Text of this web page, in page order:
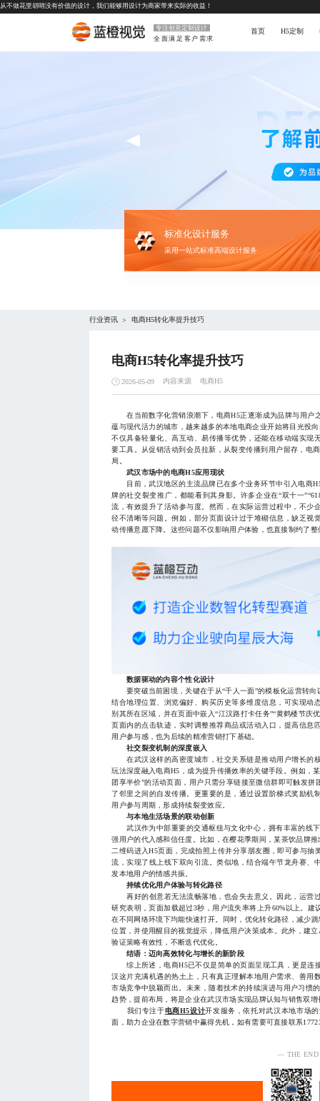
从不做花里胡哨没有价值的设计，我们能够用设计为商家带来实际的收益！
专注创意定制设计
全面满足客户需求
首页 H5定制
标准化设计服务
采用一站式标准高端设计服务
行业资讯 > 电商H5转化率提升技巧
电商H5转化率提升技巧
2026-05-09 内容来源 电商H5
在当前数字化营销浪潮下，电商H5正逐渐成为品牌与用户
蕴与现代活力的城市，越来越多的本地电商企业开始将目光投
不仅具备轻量化、高互动、易传播等优势，还能在移动端实现
要工具。从促销活动到会员拉新，从裂变传播到用户留存，电
局。
武汉市场中的电商H5应用现状
目前，武汉地区的主流品牌已在多个业务环节中引入电商
牌的社交裂变推广，都能看到其身影。许多企业在“双十一
流，有效提升了活动参与度。然而，在实际运营过程中，不少
径不清晰等问题。例如，部分页面设计过于堆砌信息，缺乏视
动传播意愿下降。这些问题不仅影响用户体验，也直接制约了
数据驱动的内容个性化设计
要突破当前困境，关键在于从“千人一面”的模板化运营转向
结合地理位置、浏览偏好、购买历史等多维度信息，可实现动
别其所在区域，并在页面中嵌入“江汉路打卡任务”“黄鹤楼节庆
页面内的点击轨迹，实时调整推荐商品或活动入口，提高信息
用户参与感，也为后续的精准营销打下基础。
社交裂变机制的深度嵌入
在武汉这样的高密度城市，社交关系链是推动用户增长的
玩法深度融入电商H5，成为提升传播效率的关键手段。例如，
团享半价”的活动页面，用户只需分享链接至微信群即可触发
了邻里之间的自发传播。更重要的是，通过设置阶梯式奖励机
用户参与周期，形成持续裂变效应。
与本地生活场景的联动创新
武汉作为中部重要的交通枢纽与文化中心，拥有丰富的线
强用户的代入感和信任度。比如，在樱花季期间，某茶饮品牌
二维码进入H5页面，完成拍照上传并分享朋友圈，即可参与
流，实现了线上线下双向引流。类似地，结合端午节龙舟赛、
发本地用户的情感共振。
持续优化用户体验与转化路径
再好的创意若无法流畅落地，也会失去意义。因此，运营
研究表明，页面加载超过3秒，用户流失率将上升60%以上。
在不同网络环境下均能快速打开。同时，优化转化路径，减少
位置，并使用醒目的视觉提示，降低用户决策成本。此外，建
验证策略有效性，不断迭代优化。
结语：迈向高效转化与增长的新阶段
综上所述，电商H5已不仅是简单的页面呈现工具，更是连
汉这片充满机遇的热土上，只有真正理解本地用户需求、善用
市场竞争中脱颖而出。未来，随着技术的持续演进与用户习惯
趋势，提前布局，将是企业在武汉市场实现品牌认知与销售双
我们专注于电商H5设计开发服务，依托对武汉本地市场
面，助力企业在数字营销中赢得先机，如有需要可直接联系
— THE